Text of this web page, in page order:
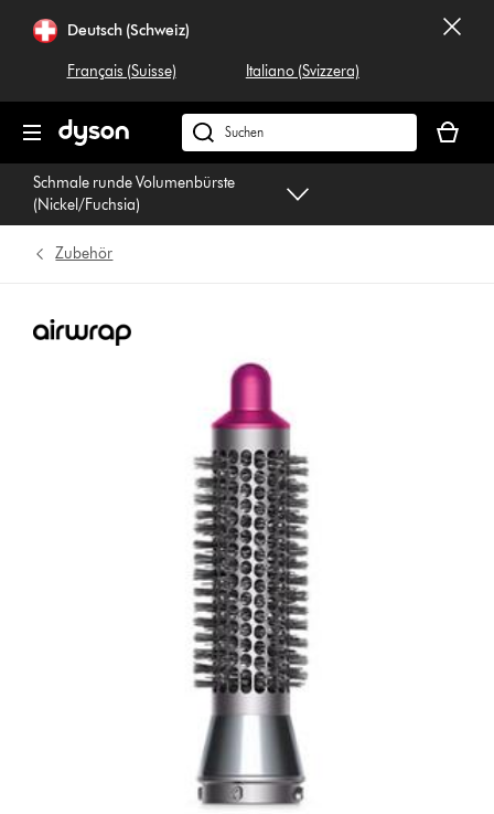
überspringenDeutsch (Schweiz)
Français (Suisse) Italiano (Svizzera)
Dyson.ch
durchsuchen
ist
Schmale runde Volumenbürste
(Nickel/Fuchsia)
Zubehör